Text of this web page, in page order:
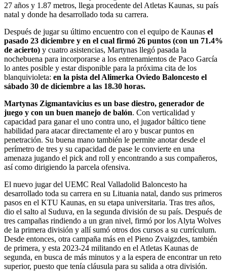
27 años y 1.87 metros, llega procedente del Atletas Kaunas, su país
natal y donde ha desarrollado toda su carrera.
Después de jugar su último encuentro con el equipo de Kaunas el
pasado 23 diciembre y en el cual firmó 26 puntos (con un 71.4%
de acierto) y cuatro asistencias, Martynas llegó pasada la
nochebuena para incorporarse a los entrenamientos de Paco García
lo antes posible y estar disponible para la próxima cita de los
blanquivioleta: en la pista del Alimerka Oviedo Baloncesto el
sábado 30 de diciembre a las 18.30 horas.
Martynas Zigmantavicius es un base diestro, generador de
juego y con un buen manejo de balón. Con verticalidad y
capacidad para ganar el uno contra uno, el jugador báltico tiene
habilidad para atacar directamente el aro y buscar puntos en
penetración. Su buena mano también le permite anotar desde el
perímetro de tres y su capacidad de pase le convierte en una
amenaza jugando el pick and roll y encontrando a sus compañeros,
así como dirigiendo la parcela ofensiva.
El nuevo jugar del UEMC Real Valladolid Baloncesto ha
desarrollado toda su carrera en su Lituania natal, dando sus primeros
pasos en el KTU Kaunas, en su etapa universitaria. Tras tres años,
dio el salto al Suduva, en la segunda división de su país. Después de
tres campañas rindiendo a un gran nivel, firmó por los Alyta Wolves
de la primera división y allí sumó otros dos cursos a su currículum.
Desde entonces, otra campaña más en el Pieno Zvaigzdes, también
de primera, y esta 2023-24 militando en el Atletas Kaunas de
segunda, en busca de más minutos y a la espera de encontrar un reto
superior, puesto que tenía cláusula para su salida a otra división.